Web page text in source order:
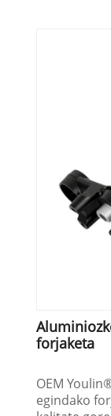
forjaketa
OEM
egindako